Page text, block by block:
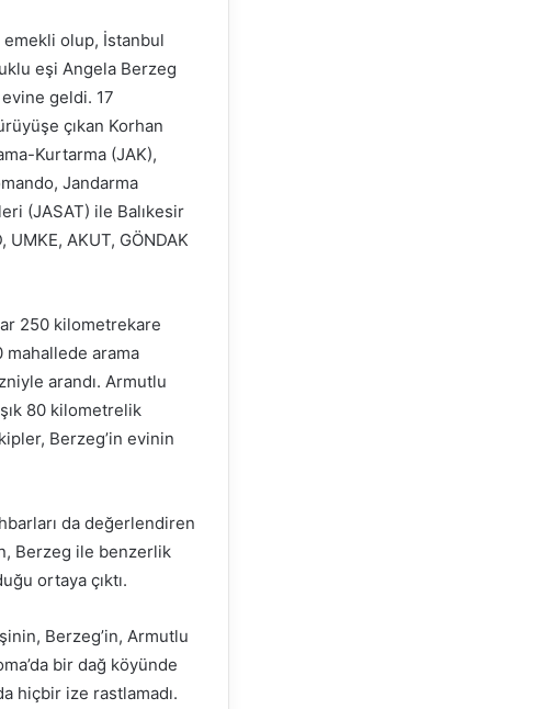
emekli olup, İstanbul
eşi Angela Berzeg
geldi. 17
çıkan Korhan
Kurtarma (JAK),
Jandarma
(JASAT) ile Balıkesir
AKUT, GÖNDAK
250 kilometrekare
mahallede arama
arandı. Armutlu
80 kilometrelik
Berzeg’in evinin
da değerlendiren
Berzeg ile benzerlik
ortaya çıktı.
Berzeg’in, Armutlu
bir dağ köyünde
hiçbir ize rastlamadı.